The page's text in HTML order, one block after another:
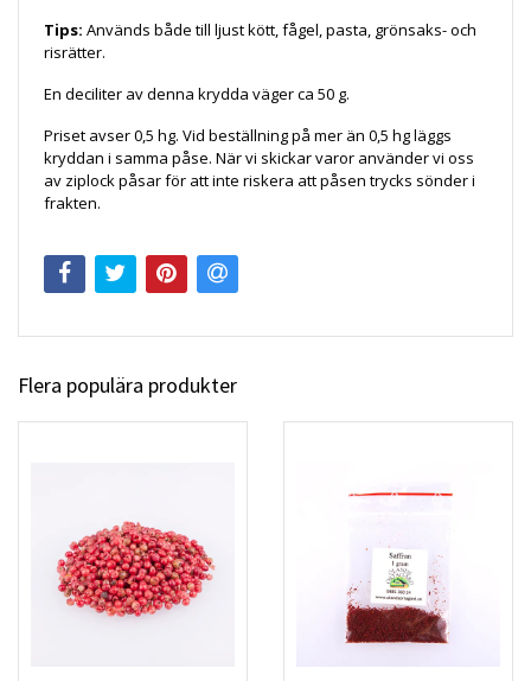
Tips: Används både till ljust kött, fågel, pasta, grönsaks- och
risrätter.
En deciliter av denna krydda väger ca 50 g.
Priset avser 0,5 hg. Vid beställning på mer än 0,5 hg läggs
kryddan i samma påse. När vi skickar varor använder vi oss
av ziplock påsar för att inte riskera att påsen trycks sönder i
frakten.
Flera populära produkter